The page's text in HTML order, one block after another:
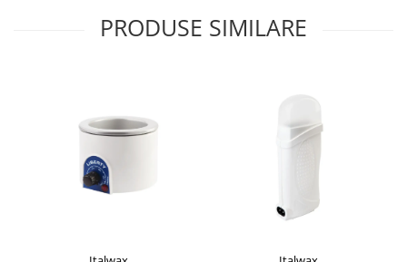
PRODUSE SIMILARE